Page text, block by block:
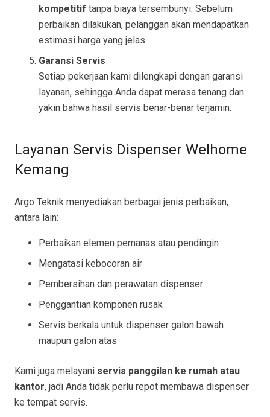
kompetitif tanpa biaya tersembunyi. Sebelum
perbaikan dilakukan, pelanggan akan mendapatkan
estimasi harga yang jelas.
Garansi Servis
Setiap pekerjaan kami dilengkapi dengan garansi
layanan, sehingga Anda dapat merasa tenang dan
yakin bahwa hasil servis benar-benar terjamin.
Layanan Servis Dispenser Welhome
Kemang
Argo Teknik menyediakan berbagai jenis perbaikan,
antara lain:
Perbaikan elemen pemanas atau pendingin
Mengatasi kebocoran air
Pembersihan dan perawatan dispenser
Penggantian komponen rusak
Servis berkala untuk dispenser galon bawah
maupun galon atas
Kami juga melayani servis panggilan ke rumah atau
kantor, jadi Anda tidak perlu repot membawa dispenser
ke tempat servis.